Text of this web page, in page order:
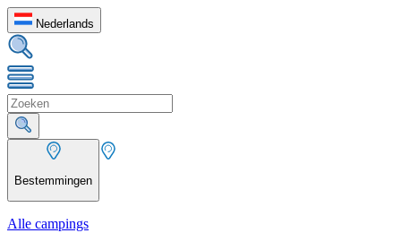
Nederlands
Bestemmingen
Alle campings